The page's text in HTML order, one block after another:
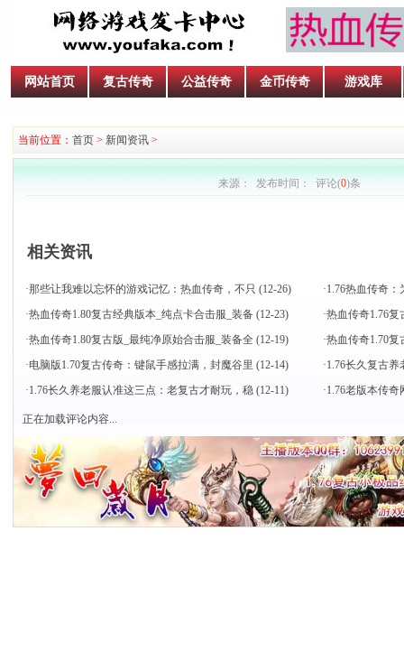
网站首页 复古传奇 公益传奇 金币传奇 游戏库
当前位置： 首页 > 新闻资讯 >
来源： 发布时间： 评论(0)条
相关资讯
·那些让我难以忘怀的游戏记忆：热血传奇，不只 (12-26) ·1.76热血传奇
·热血传奇1.80复古经典版本_纯点卡合击服_装备 (12-23) ·热血传奇1.76复
·热血传奇1.80复古版_最纯净原始合击服_装备全 (12-19) ·热血传奇1.70
·电脑版1.70复古传奇：键鼠手感拉满，封魔谷里 (12-14) ·1.76长久复古
·1.76长久养老服认准这三点：老复古才耐玩，稳 (12-11) ·1.76老版本传
正在加载评论内容...